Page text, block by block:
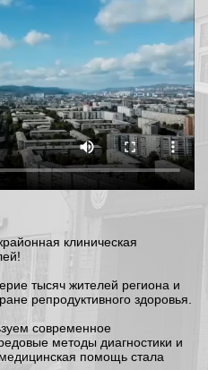
клиническая
тысяч жителей региона и
репродуктивного здоровья.
современное
методы диагностики и
помощь стала